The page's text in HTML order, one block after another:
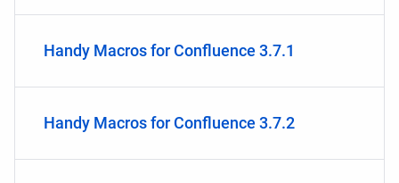
Handy Macros for Confluence 3.7.1
Handy Macros for Confluence 3.7.2